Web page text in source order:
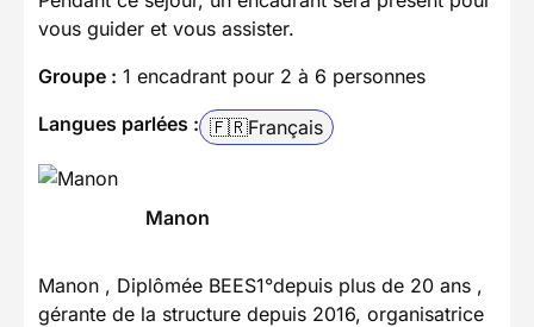
vous guider et vous assister.
Groupe : 1 encadrant pour 2 à 6 personnes
Langues parlées : 🇫🇷Français
Manon
Manon , Diplômée BEES1°depuis plus de 20 ans ,
gérante de la structure depuis 2016, organisatrice